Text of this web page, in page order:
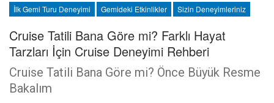
İlk Gemi Turu Deneyimi Gemideki Etkinlikler Sizin Deneyimleriniz
Cruise Tatili Bana Göre mi? Farklı Hayat
Tarzları İçin Cruise Deneyimi Rehberi
Cruise Tatili Bana Göre mi? Önce Büyük Resme
Bakalım